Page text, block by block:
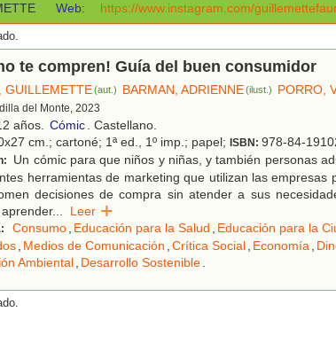
Web: https://www.instagram.com/
te compren! Guía del buen consumidor
GUILLEMETTE(aut.) BARMAN, ADRIENNE(ilust.) PORRO,
del Monte, 2023
años. Cómic. Castellano.
cm.; cartoné; 1ª ed., 1º imp.; papel; ISBN: 978-84-
Un cómic para que niños y niñas, y también personas
herramientas de marketing que utilizan las empresas
decisiones de compra sin atender a sus
... Leer
Consumo, Educación para la Salud , Educación para la
, Medios de Comunicación ,Crítica Social, Economía,
Ambiental, Desarrollo Sostenible.